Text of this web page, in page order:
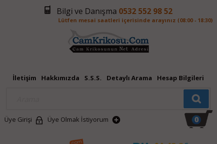
Bilgi ve Danışma 0532 552 98 52
Lütfen mesai saatleri içerisinde arayınız (08:00 - 18:30)
İletişim Hakkımızda S.S.S. Detaylı Arama Hesap Bilgileri
Üye Girişi Üye Olmak İstiyorum 0